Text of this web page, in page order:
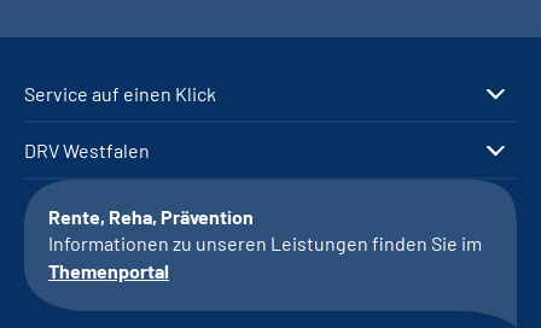
Service auf einen Klick
DRV Westfalen
Rente, Reha, Prävention
Informationen zu unseren Leistungen finden Sie im
Themenportal